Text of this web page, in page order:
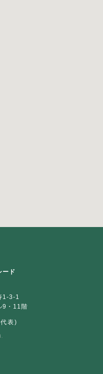
ード
1-3-1
9・11階
表)